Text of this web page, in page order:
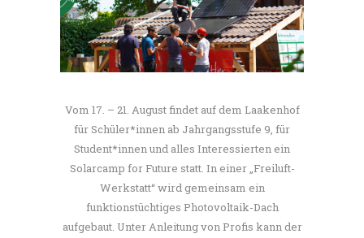
Vom 17. – 21. August findet auf dem Laakenhof
für Schüler*innen ab Jahrgangsstufe 9, für
Student*innen und alles Interessierten ein
Solarcamp for Future statt. In einer „Freiluft-
Werkstatt“ wird gemeinsam ein
funktionstüchtiges Photovoltaik-Dach
aufgebaut. Unter Anleitung von Profis kann der